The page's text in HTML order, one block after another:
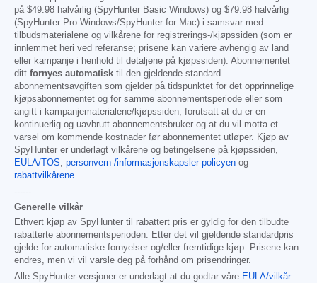
på $49.98 halvårlig (SpyHunter Basic Windows) og $79.98 halvårlig
(SpyHunter Pro Windows/SpyHunter for Mac) i samsvar med
tilbudsmaterialene og vilkårene for registrerings-/kjøpssiden (som er
innlemmet heri ved referanse; prisene kan variere avhengig av land
eller kampanje i henhold til detaljene på kjøpssiden). Abonnementet
ditt fornyes automatisk til den gjeldende standard
abonnementsavgiften som gjelder på tidspunktet for det opprinnelige
kjøpsabonnementet og for samme abonnementsperiode eller som
angitt i kampanjematerialene/kjøpssiden, forutsatt at du er en
kontinuerlig og uavbrutt abonnementsbruker og at du vil motta et
varsel om kommende kostnader før abonnementet utløper. Kjøp av
SpyHunter er underlagt vilkårene og betingelsene på kjøpssiden,
EULA/TOS, personvern-/informasjonskapsler-policyen og
rabattvilkårene.
------
Generelle vilkår
Ethvert kjøp av SpyHunter til rabattert pris er gyldig for den tilbudte
rabatterte abonnementsperioden. Etter det vil gjeldende standardpris
gjelde for automatiske fornyelser og/eller fremtidige kjøp. Prisene kan
endres, men vi vil varsle deg på forhånd om prisendringer.
Alle SpyHunter-versjoner er underlagt at du godtar våre EULA/vilkår